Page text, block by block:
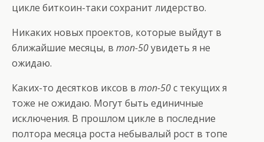
цикле биткоин-таки сохранит лидерство.
Никаких новых проектов, которые выйдут в
ближайшие месяцы, в топ-50увидеть я не
ожидаю.
Каких-то десятков иксов в топ-50с текущих я
тоже не ожидаю. Могут быть единичные
исключения. В прошлом цикле в последние
полтора месяца роста небывалый рост в топе